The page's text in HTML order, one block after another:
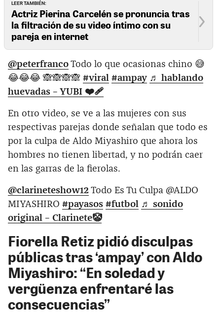
LEER TAMBIÉN:
Actriz Pierina Carcelén se pronuncia tras
la filtración de su video íntimo con su
pareja en internet
@peterfranco Todo lo que ocasionas chino 😅
😂😂😂 🙈🙈🙈🙈 #viral #ampay ♬ hablando
huevadas – YUBI ❤️‍🩹
En otro video, se ve a las mujeres con sus
respectivas parejas donde señalan que todo es
por la culpa de Aldo Miyashiro que ahora los
hombres no tienen libertad, y no podrán caer
en las garras de la fierolas.
@clarineteshow12 Todo Es Tu Culpa @ALDO
MIYASHIRO #payasos #futbol ♬ sonido
original – Clarinete🤡
Fiorella Retiz pidió disculpas
públicas tras ‘ampay’ con Aldo
Miyashiro: “En soledad y
vergüenza enfrentaré las
consecuencias”